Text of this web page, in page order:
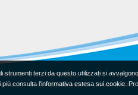
- Curia Generalizia - Ver. 1.0 -
- Ordo Hospitalarius S. Ioannis de
strumenti terzi da questo utilizzati si
più consulta l'informativa estesa sui cookie.